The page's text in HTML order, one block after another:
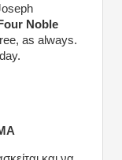
Noble
as always.